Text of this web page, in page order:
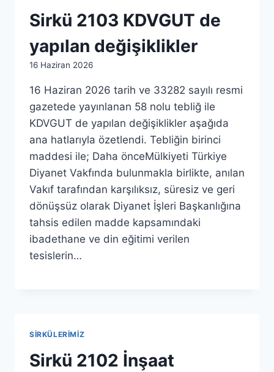
Sirkü 2103 KDVGUT de
yapılan değişiklikler
By
16 Haziran 2026
16 Haziran 2026 tarih ve 33282 sayılı resmi
gazetede yayınlanan 58 nolu tebliğ ile
KDVGUT de yapılan değişiklikler aşağıda
ana hatlarıyla özetlendi. Tebliğin birinci
maddesi ile; Daha önceMülkiyeti Türkiye
Diyanet Vakfında bulunmakla birlikte, anılan
Vakıf tarafından karşılıksız, süresiz ve geri
dönüşsüz olarak Diyanet İşleri Başkanlığına
tahsis edilen madde kapsamındaki
ibadethane ve din eğitimi verilen
tesislerin…
SIRKÜLERIMIZ
Sirkü 2102 İnşaat